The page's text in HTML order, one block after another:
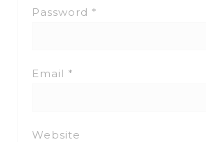
Password *
Email *
Website